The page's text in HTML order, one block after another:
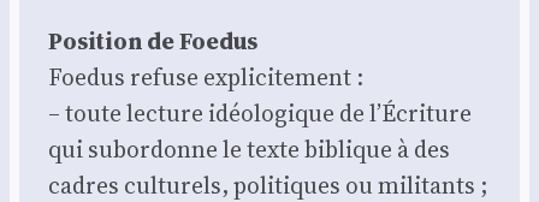
Posi­tion de Foe­dus
Foe­dus refuse expli­ci­te­ment :
– toute lec­ture idéo­lo­gique de l’Écriture
qui subor­donne le texte biblique à des
cadres cultu­rels, poli­tiques ou mili­tants ;